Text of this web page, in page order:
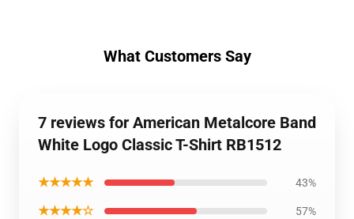
What Customers Say
7 reviews for American Metalcore Band
White Logo Classic T-Shirt RB1512
★★★★★ 43%
★★★★☆ 57%